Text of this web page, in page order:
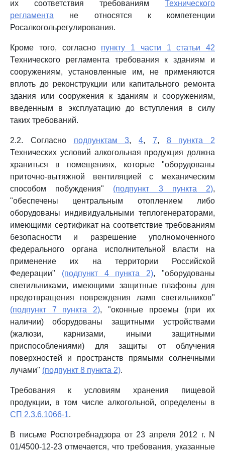
их соответствия требованиям Технического
регламента не относятся к компетенции
Росалкогольрегулирования.
Кроме того, согласно пункту 1 части 1 статьи 42
Технического регламента требования к зданиям и
сооружениям, установленные им, не применяются
вплоть до реконструкции или капитального ремонта
здания или сооружения к зданиям и сооружениям,
введенным в эксплуатацию до вступления в силу
таких требований.
2.2. Согласно подпунктам 3, 4, 7, 8 пункта 2
Технических условий алкогольная продукция должна
храниться в помещениях, которые "оборудованы
приточно-вытяжной вентиляцией с механическим
способом побуждения" (подпункт 3 пункта 2),
"обеспечены центральным отоплением либо
оборудованы индивидуальными теплогенераторами,
имеющими сертификат на соответствие требованиям
безопасности и разрешение уполномоченного
федерального органа исполнительной власти на
применение их на территории Российской
Федерации" (подпункт 4 пункта 2), "оборудованы
светильниками, имеющими защитные плафоны для
предотвращения повреждения ламп светильников"
(подпункт 7 пункта 2), "оконные проемы (при их
наличии) оборудованы защитными устройствами
(жалюзи, карнизами, иными защитными
приспособлениями) для защиты от облучения
поверхностей и пространств прямыми солнечными
лучами" (подпункт 8 пункта 2).
Требования к условиям хранения пищевой
продукции, в том числе алкогольной, определены в
СП 2.3.6.1066-1.
В письме Роспотребнадзора от 23 апреля 2012 г. N
01/4500-12-23 отмечается, что требования, указанные